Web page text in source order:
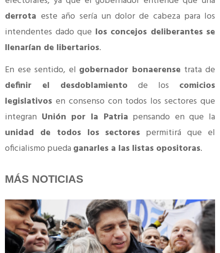
derrota este año sería un dolor de cabeza para los
intendentes dado que los concejos deliberantes se
llenarían de libertarios.
En ese sentido, el gobernador bonaerense trata de
definir el desdoblamiento de los comicios
legislativos en consenso con todos los sectores que
integran Unión por la Patria pensando en que la
unidad de todos los sectores permitirá que el
oficialismo pueda ganarles a las listas opositoras.
MÁS NOTICIAS